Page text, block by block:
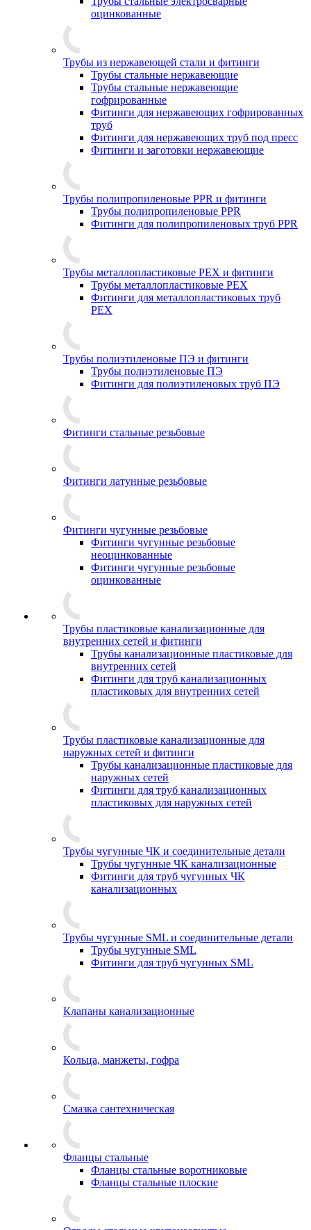
оцинкованные
Трубы из нержавеющей стали и фитинги
Трубы стальные нержавеющие
Трубы стальные нержавеющие
гофрированные
Фитинги для нержавеющих гофрированных
труб
Фитинги для нержавеющих труб под пресс
Фитинги и заготовки нержавеющие
Трубы полипропиленовые PPR и фитинги
Трубы полипропиленовые PPR
Фитинги для полипропиленовых труб PPR
Трубы металлопластиковые PEX и фитинги
Трубы металлопластиковые PEX
Фитинги для металлопластиковых труб
PEX
Трубы полиэтиленовые ПЭ и фитинги
Трубы полиэтиленовые ПЭ
Фитинги для полиэтиленовых труб ПЭ
Фитинги стальные резьбовые
Фитинги латунные резьбовые
Фитинги чугунные резьбовые
Фитинги чугунные резьбовые
неоцинкованные
Фитинги чугунные резьбовые
оцинкованные
Трубы пластиковые канализационные для
внутренних сетей и фитинги
Трубы канализационные пластиковые для
внутренних сетей
Фитинги для труб канализационных
пластиковых для внутренних сетей
Трубы пластиковые канализационные для
наружных сетей и фитинги
Трубы канализационные пластиковые для
наружных сетей
Фитинги для труб канализационных
пластиковых для наружных сетей
Трубы чугунные ЧК и соединительные детали
Трубы чугунные ЧК канализационные
Фитинги для труб чугунных ЧК
канализационных
Трубы чугунные SML и соединительные детали
Трубы чугунные SML
Фитинги для труб чугунных SML
Клапаны канализационные
Кольца, манжеты, гофра
Смазка сантехническая
Фланцы стальные
Фланцы стальные воротниковые
Фланцы стальные плоские